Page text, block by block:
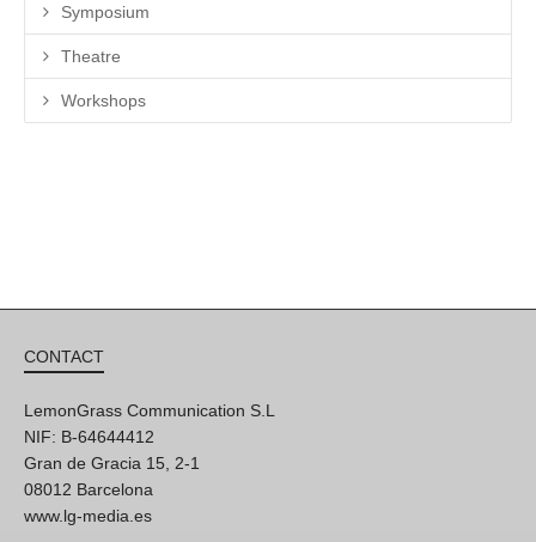
Symposium
Theatre
Workshops
CONTACT
LemonGrass Communication S.L
NIF: B-64644412
Gran de Gracia 15, 2-1
08012 Barcelona
www.lg-media.es